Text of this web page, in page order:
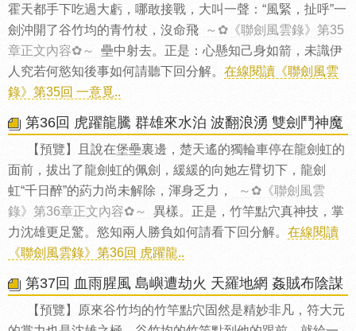
霍天都手下吃過大虧，哪敢接戰，大叫一聲：“風緊，扯呼”一
劍沖開了谷竹均的青竹杖，沒命飛
～✿《聯劍風雲錄》第35
章正文內容✿～
壘中射去。正是：心懸知己身如箭，未識伊
人究若何慾知後事如何請聽下回分解。 在線閱讀《聯劍風雲
錄》第35回 一意覓..
第36回 虎躍龍騰 群雄來水泊 波翻浪湧 雙劍鬥神魔
【預覽】且說在堡壘裏邊，楚天遙的獨輪車停在龍劍虹的
面前，拔出了龍劍虹的佩劍，緩緩的向她左臂切下，龍劍
虹“千日醉”的葯力尚未解除，渾身乏力，
～✿《聯劍風雲
錄》第36章正文內容✿～
異樣。正是，竹竿點穴真神技，掌
力沈雄更足驚。慾知兩人勝負如何請看下回分解。 在線閱讀
《聯劍風雲錄》第36回 虎躍龍..
第37回 血雨腥風 島嶼遭劫火 天羅地網 姦賊布陰謀
【預覽】原來谷竹均的竹竿點穴固然是精妙非凡，符大元